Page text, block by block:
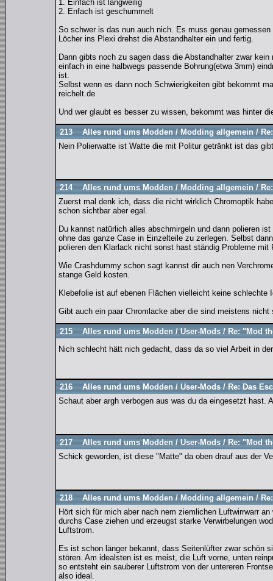
1. Einfach ist langweilig
2. Enfach ist geschummelt
So schwer is das nun auch nich. Es muss genau
Löcher ins Plexi drehst die Abstandhalter ein und fertig.
Dann gibts noch zu sagen dass die Abstandhalter zwar
einfach in eine halbwegs passende Bohrung(etwa 3mm)
ist.
Selbst wenn es dann noch Schwierigkeiten gibt bekommt
reichelt.de
Und wer glaubt es besser zu wissen, bekommt was hinter
213 Alles rund ums Modden/ Modding allgemein/
Nein Polierwatte ist Watte die mit Politur getränkt ist das
214 Alles rund ums Modden/ Modding allgemein/
Zuerst mal denk ich, dass die nicht wirklich Chromoptik
schon sichtbar aber egal.
Du kannst natürlich alles abschmirgeln und dann polieren
ohne das ganze Case in Einzelteile zu zerlegen. Selbst
polieren den Klarlack nicht sonst hast ständig Probleme mit
Wie Crashdummy schon sagt kannst dir auch nen
stange Geld kosten.
Klebefolie ist auf ebenen Flächen vielleicht keine
Gibt auch ein paar Chromlacke aber die sind meistens
215 Alles rund ums Modden/ User-Mods/ Re: "Mod
Nich schlecht hätt nich gedacht, dass da so viel Arbeit in
216 Alles rund ums Modden/ User-Mods/ Re: Das
Schaut aber argh verbogen aus was du da eingesetzt hast.
217 Alles rund ums Modden/ User-Mods/ Re: "Mod
Schick geworden, ist diese "Matte" da oben drauf aus der
218 Alles rund ums Modden/ Modding allgemein/
Hört sich für mich aber nach nem ziemlichen Luftwirrwarr
durchs Case ziehen und erzeugst starke Verwirbelungen
Luftstrom.
Es ist schon länger bekannt, dass Seitenlüfter zwar schön
stören. Am idealsten ist es meist, die Luft vorne, unten
so entsteht ein sauberer Luftstrom von der untereren
also ideal.